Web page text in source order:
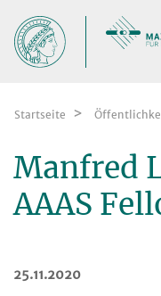
Startseite
Manfred
AAAS
25.11.2020